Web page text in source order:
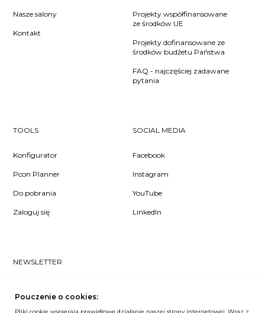
Nasze salony
Kontakt
Projekty współfinansowane
ze środków UE
Projekty dofinansowane ze
środków budżetu Państwa
FAQ - najczęściej zadawane
pytania
TOOLS
Konfigurator
Pcon Planner
Do pobrania
Zaloguj się
SOCIAL MEDIA
Facebook
Instagram
YouTube
LinkedIn
NEWSLETTER
się do naszego #nospam newslettera!
Pouczenie o cookies: